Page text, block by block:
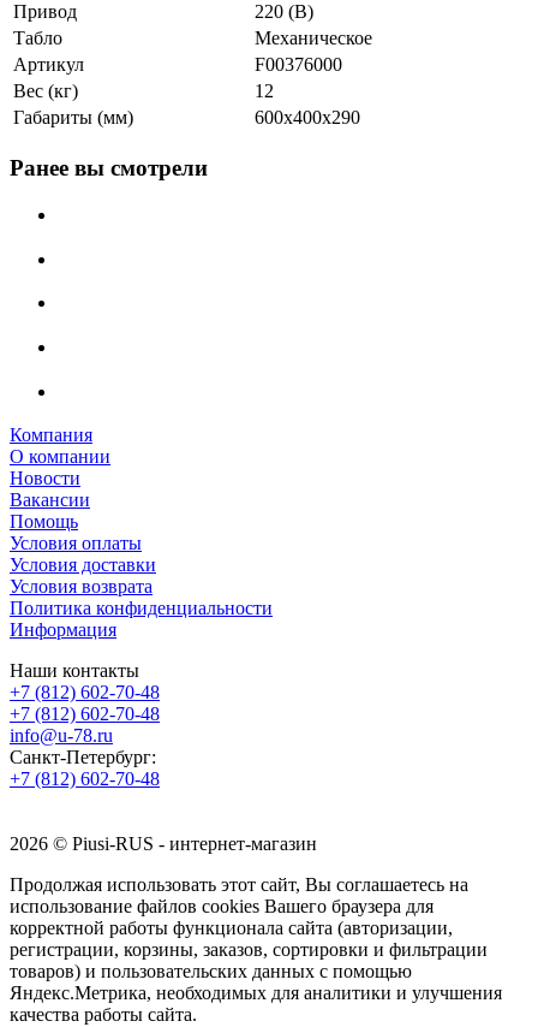
Привод
220 (В)
Табло
Механическое
Артикул
F00376000
Вес (кг)
12
Габариты (мм)
600х400х290
Ранее вы смотрели
Компания
О компании
Новости
Вакансии
Помощь
Условия оплаты
Условия доставки
Условия возврата
Политика конфиденциальности
Информация
Наши контакты
+7 (812) 602-70-48
+7 (812) 602-70-48
info@u-78.ru
Санкт-Петербург:
+7 (812) 602-70-48
2026 © Piusi-RUS - интернет-магазин
Продолжая использовать этот сайт, Вы соглашаетесь на
использование файлов cookies Вашего браузера для
корректной работы функционала сайта (авторизации,
регистрации, корзины, заказов, сортировки и фильтрации
товаров) и пользовательских данных с помощью
Яндекс.Метрика, необходимых для аналитики и улучшения
качества работы сайта.